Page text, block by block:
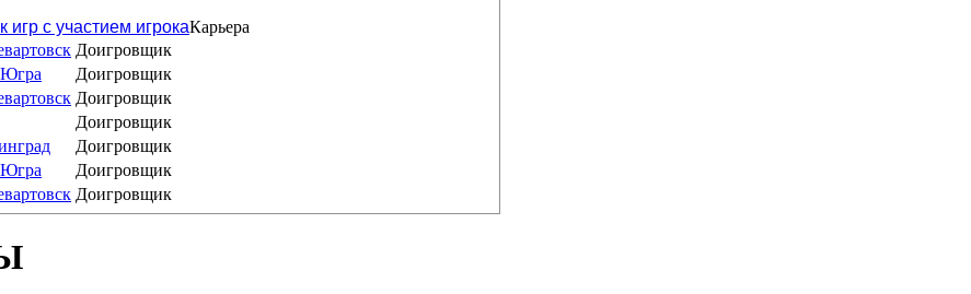
игр с участием игрокаКарьера
Доигровщик
Доигровщик
Доигровщик
Доигровщик
Доигровщик
Доигровщик
Доигровщик